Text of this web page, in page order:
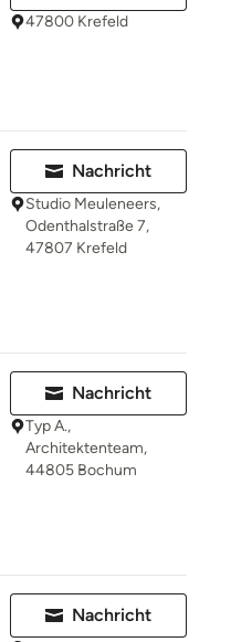
47800 Krefeld
Nachricht
Studio Meuleneers,
Odenthalstraße 7,
47807 Krefeld
Nachricht
Typ A.,
Architektenteam,
44805 Bochum
Nachricht